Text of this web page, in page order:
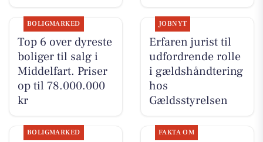
BOLIGMARKED
Top 6 over dyreste
boliger til salg i
Middelfart. Priser
op til 78.000.000
kr
JOBNYT
Erfaren jurist til
udfordrende rolle
i gældshåndtering
hos
Gældsstyrelsen
BOLIGMARKED FAKTA OM